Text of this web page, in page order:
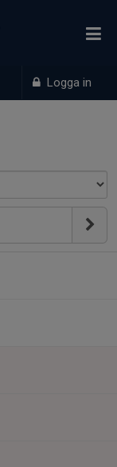
Logga in